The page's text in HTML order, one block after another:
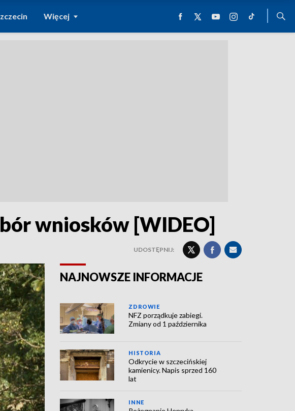
Więcej
wniosków [WIDEO]
UDOSTĘPNIJ:
NAJNOWSZE INFORMACJE
ZDROWIE
NFZ porządkuje zabiegi.
Zmiany od 1 października
HISTORIA
Odkrycie w szczecińskiej
kamienicy. Napis sprzed 160
lat
INNE